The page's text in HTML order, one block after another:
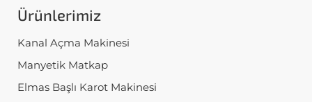
Ürünlerimiz
Kanal Açma Makinesi
Manyetik Matkap
Elmas Başlı Karot Makinesi